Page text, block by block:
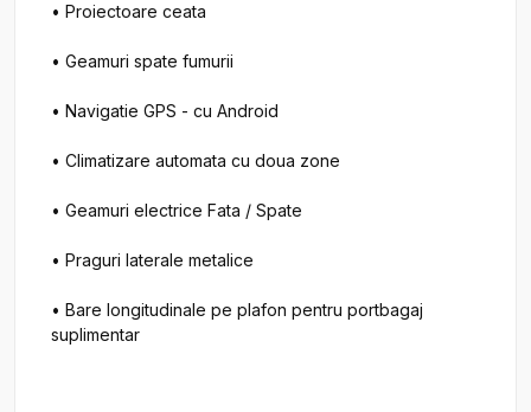
• Proiectoare ceata
• Geamuri spate fumurii
• Navigatie GPS - cu Android
• Climatizare automata cu doua zone
• Geamuri electrice Fata / Spate
• Praguri laterale metalice
• Bare longitudinale pe plafon pentru portbagaj
suplimentar